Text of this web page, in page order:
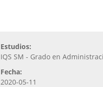
Estudios:
IQS SM - Grado en
Fecha:
2020-05-11